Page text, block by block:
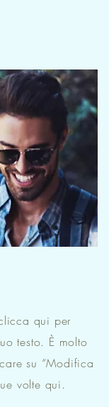
qui per
testo. È molto
su “Modifica
volte qui.